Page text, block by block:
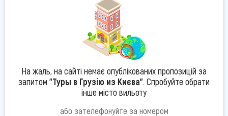
На жаль, на сайті немає опублікованих пропозицій за
запитом "Туры в Грузію из Києва". Спробуйте обрати
інше місто вильоту
або зателефонуйте за номером